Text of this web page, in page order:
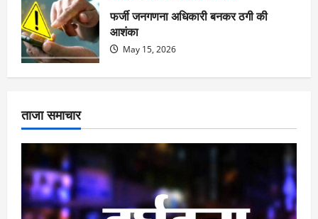
फर्जी जनगणना अधिकारी बनकर ठगी की
आशंका
May 15, 2026
ताजा समाचार